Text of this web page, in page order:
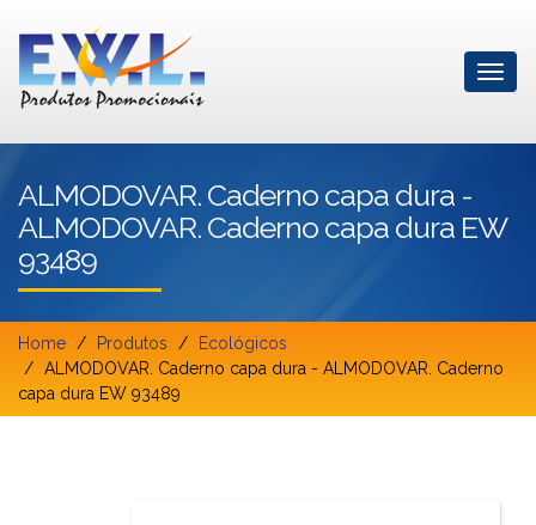
ALMODOVAR. Caderno capa dura -
ALMODOVAR. Caderno capa dura EW
93489
Home Produtos
Ecológicos
ALMODOVAR. Caderno capa dura - ALMODOVAR. Caderno
capa dura EW 93489